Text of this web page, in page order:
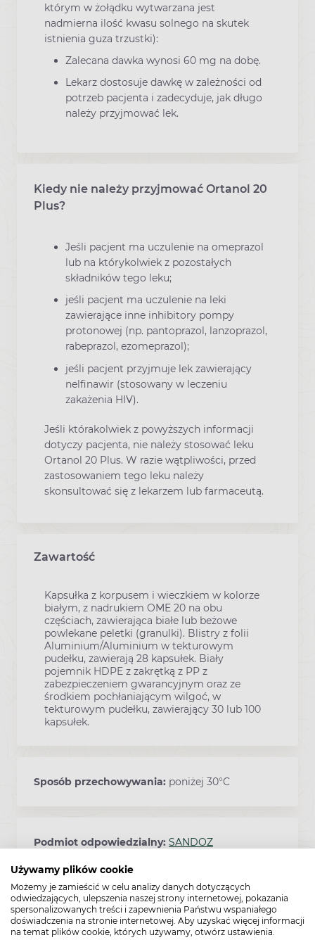
Używamy plików cookie
Możemy je zamieścić w celu analizy danych dotyczących
odwiedzających, ulepszenia naszej strony internetowej, pokazania
spersonalizowanych treści i zapewnienia Państwu wspaniałego
doświadczenia na stronie internetowej. Aby uzyskać więcej informacji
na temat plików cookie, których używamy, otwórz ustawienia.
którym w żołądku wytwarzana jest
nadmierna ilość kwasu solnego na skutek
istnienia guza trzustki):
Zalecana dawka wynosi 60 mg na dobę.
Lekarz dostosuje dawkę w zależności od
potrzeb pacjenta i zadecyduje, jak długo
należy przyjmować lek.
Kiedy nie należy przyjmować Ortanol 20
Plus?
Jeśli pacjent ma uczulenie na omeprazol
lub na którykolwiek z pozostałych
składników tego leku;
jeśli pacjent ma uczulenie na leki
zawierające inne inhibitory pompy
protonowej (np. pantoprazol, lanzoprazol,
rabeprazol, ezomeprazol);
jeśli pacjent przyjmuje lek zawierający
nelfinawir (stosowany w leczeniu
zakażenia HIV).
Jeśli którakolwiek z powyższych informacji
dotyczy pacjenta, nie należy stosować leku
Ortanol 20 Plus. W razie wątpliwości, przed
zastosowaniem tego leku należy
skonsultować się z lekarzem lub farmaceutą.
Zawartość
Kapsułka z korpusem i wieczkiem w kolorze
białym, z nadrukiem OME 20 na obu
częściach, zawierająca białe lub beżowe
powlekane peletki (granulki). Blistry z folii
Aluminium/Aluminium w tekturowym
pudełku, zawierają 28 kapsułek. Biały
pojemnik HDPE z zakrętką z PP z
zabezpieczeniem gwarancyjnym oraz ze
środkiem pochłaniającym wilgoć, w
tekturowym pudełku, zawierający 30 lub 100
kapsułek.
Sposób przechowywania: poniżej 30°C
Podmiot odpowiedzialny: SANDOZ
Pozwolenie:MZ 12294